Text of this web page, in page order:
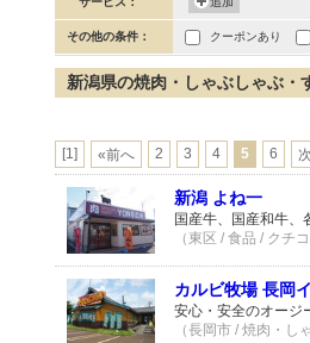
その他の条件： クーポンあり
新潟県の焼肉・しゃぶしゃぶ・
[1] «前へ 2 3 4 5 6
新潟 よね一
国産牛、国産和牛、
（東区 / 食品 / クチ
カルビ牧場 長岡
安心・安全のオージ
（長岡市 / 焼肉・し